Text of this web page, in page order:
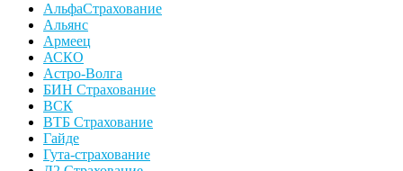
АльфаСтрахование
Альянс
Армеец
АСКО
Астро-Волга
БИН Страхование
ВСК
ВТБ Страхование
Гайде
Гута-страхование